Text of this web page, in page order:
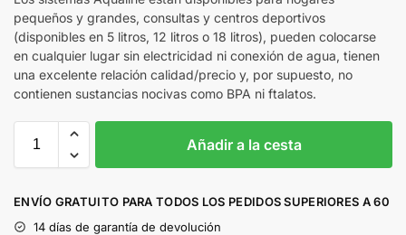
pequeños y grandes, consultas y centros deportivos
(disponibles en 5 litros, 12 litros o 18 litros), pueden colocarse
en cualquier lugar sin electricidad ni conexión de agua, tienen
una excelente relación calidad/precio y, por supuesto, no
contienen sustancias nocivas como BPA ni ftalatos.
Añadir a la cesta
ENVÍO GRATUITO PARA TODOS LOS PEDIDOS SUPERIORES A 60
14 días de garantía de devolución